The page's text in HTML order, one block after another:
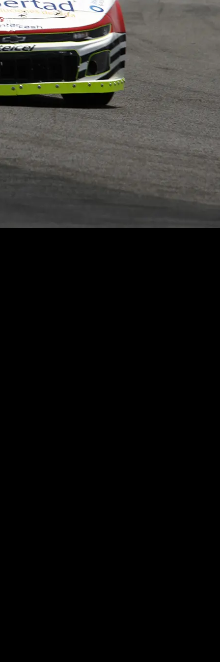
El México GP presenta a Michel
Jourdain Jr. como embajador
de la edición 2026
¡Síguenos!
Facebook Instagram X